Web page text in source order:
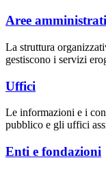
Aree
La struttura
gestiscono i servizi
Uffici
Le informazioni e i
pubblico e gli uffici
Enti e fondazioni